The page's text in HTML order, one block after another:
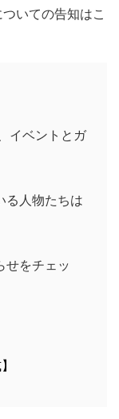
いての告知はこ
イベントとガ
る人物たちは
せをチェッ